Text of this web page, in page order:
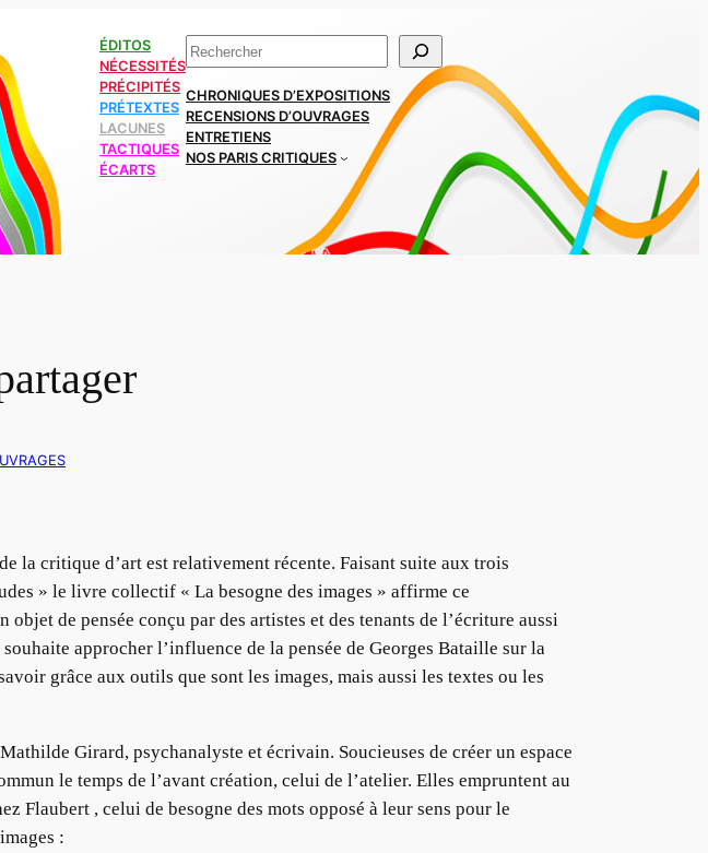
ÉDITOS
NÉCESSITÉS
PRÉCIPITÉS
PRÉTEXTES
LACUNES
TACTIQUES
ÉCARTS
Rechercher
CHRONIQUES D’EXPOSITIONS
RECENSIONS D’OUVRAGES
ENTRETIENS
NOS PARIS CRITIQUES
la critique d’art est relativement récente. Faisant suite aux trois
» le livre collectif « La besogne des images » affirme ce
de pensée conçu par des artistes et des tenants de l’écriture aussi
approcher l’influence de la pensée de Georges Bataille sur la
grâce aux outils que sont les images, mais aussi les textes ou les
Girard, psychanalyste et écrivain. Soucieuses de créer un espace
le temps de l’avant création, celui de l’atelier. Elles empruntent au
Flaubert , celui de besogne des mots opposé à leur sens pour le
: